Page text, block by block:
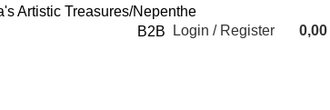
B2B Login / Register 0,00
Artistic Treasures Nepenthe